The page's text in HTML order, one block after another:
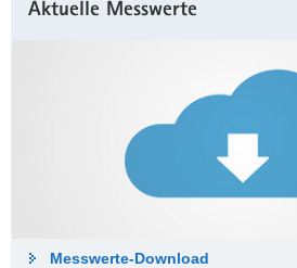
Aktuelle Messwerte
Messwerte-Down­load